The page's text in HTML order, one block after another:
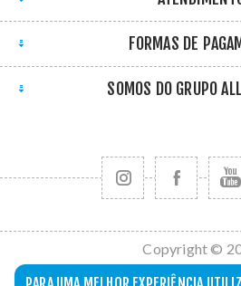
FORMAS DE
SOMOS DO GRUPO
Copyright ©
All Nations.